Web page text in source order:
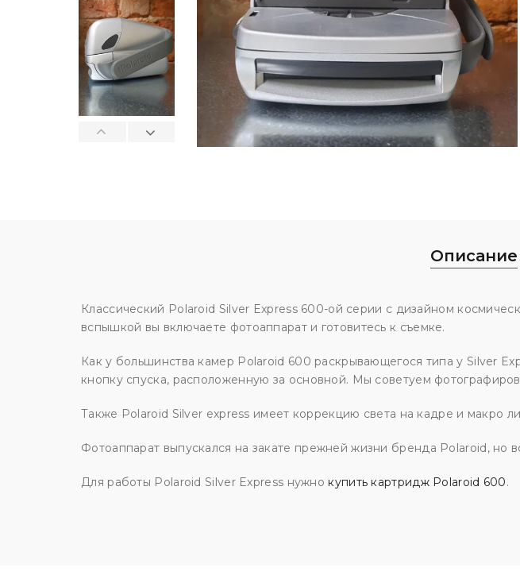
Описание
Классический Polaroid Silver Express 600-ой серии с дизайном
вспышкой вы включаете фотоаппарат и готовитесь к съемке.
Как у большинства камер Polaroid 600 раскрывающегося типа у Silver
кнопку спуска, расположенную за основной. Мы советуем
Также Polaroid Silver express имеет коррекцию света на кадре и макро
Фотоаппарат выпускался на закате прежней жизни бренда Polaroid, но
Для работы Polaroid Silver Express нужно купить картридж Polaroid 600.